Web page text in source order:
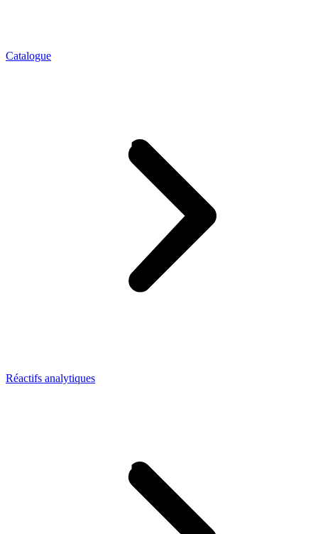
Catalogue
Réactifs analytiques